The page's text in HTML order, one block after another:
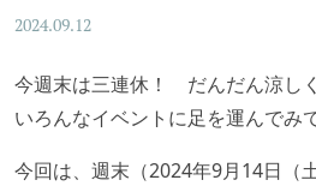
2024.09.12
今週末は三連休！ だんだん涼し
いろんなイベントに足を運んでみ
今回は、週末（2024年9月14日（